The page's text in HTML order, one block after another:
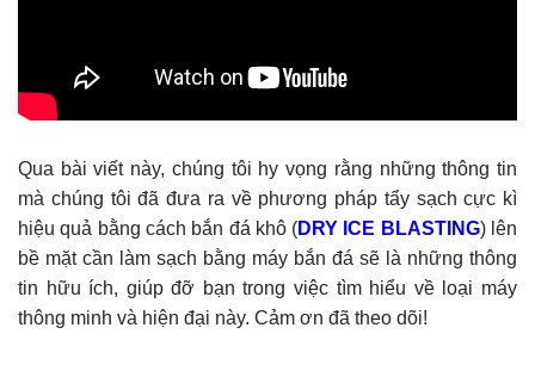
Qua bài viết này, chúng tôi hy vọng rằng những thông tin
mà chúng tôi đã đưa ra về phương pháp tẩy sạch cực kì
hiệu quả bằng cách bắn đá khô (DRY ICE BLASTING) lên
bề mặt cần làm sạch bằng máy bắn đá sẽ là những thông
tin hữu ích, giúp đỡ bạn trong việc tìm hiểu về loại máy
thông minh và hiện đại này. Cảm ơn đã theo dõi!